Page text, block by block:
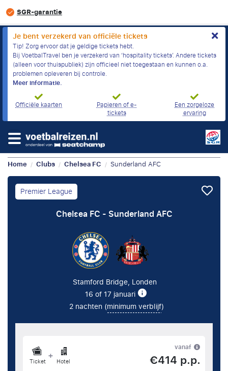
SGR-garantie
Je bent verzekerd van officiële tickets
Tip! Zorg ervoor dat je geldige tickets hebt.
Bij VoetbalTravel ben je verzekerd van ‘hospitality tickets’. Andere tickets
(alleen voor thuispubliek) zijn officieel niet toegestaan en kunnen o.a.
problemen opleveren bij controle.
Meer informatie.
Officiële kaarten
Papieren of e-
tickets
Een zorgeloze
ervaring
Home / Clubs / Chelsea FC / Sunderland AFC
Premier League
Chelsea FC - Sunderland AFC
Stamford Bridge, Londen
16 of 17 januari
2 nachten (minimum verblijf)
Ticket + Hotel
vanaf
€414 p.p.